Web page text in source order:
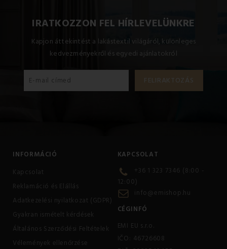
IRATKOZZON FEL HÍRLEVELÜNKRE
Kapjon áttekintést a lakástextil világáról, különleges
kedvezményekről és egyedi ajánlatokról
INFORMÁCIÓ
Kapcsolat
Reklamáció és Elállás
Adatkezelési nyilatkozat (GDPR)
Gyakran ismételt kérdések
Általános Szerződési Feltételek
Vélemények ellenőrzése
KAPCSOLAT
+36 1 323 7346 (8:00 -
12:00)
info@emishop.hu
CÉGINFÓ
EMI EU s.r.o.
IČO: 46726608